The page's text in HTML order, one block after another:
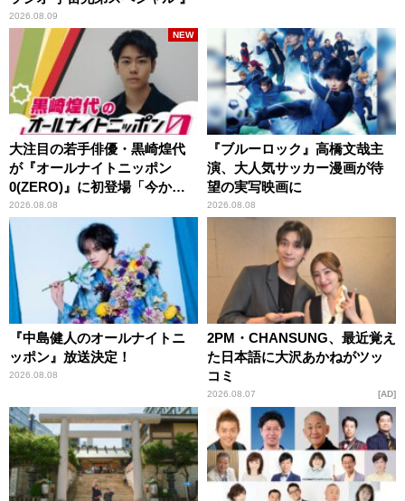
2026.08.09
大注目の若手俳優・黒崎煌代
が『オールナイトニッポン
0(ZERO)』に初登場「今から
とてもワクワクしておりま
す！」
2026.08.08
NEW
『ブルーロック』高橋文哉主
演、大人気サッカー漫画が待
望の実写映画に
2026.08.08
『中島健人のオールナイトニ
ッポン』放送決定！
2026.08.08
2PM・CHANSUNG、最近覚え
た日本語に大沢あかねがツッ
コミ
2026.08.07 AD